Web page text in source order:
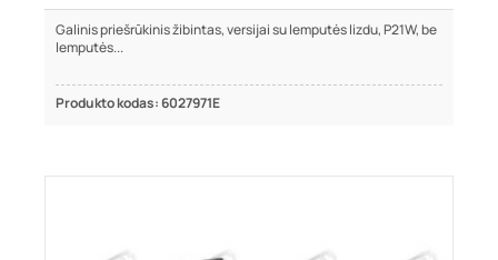
Galinis priešrūkinis žibintas, versijai su lemputės lizdu, P21W, be
lemputės...
Produkto kodas: 6027971E